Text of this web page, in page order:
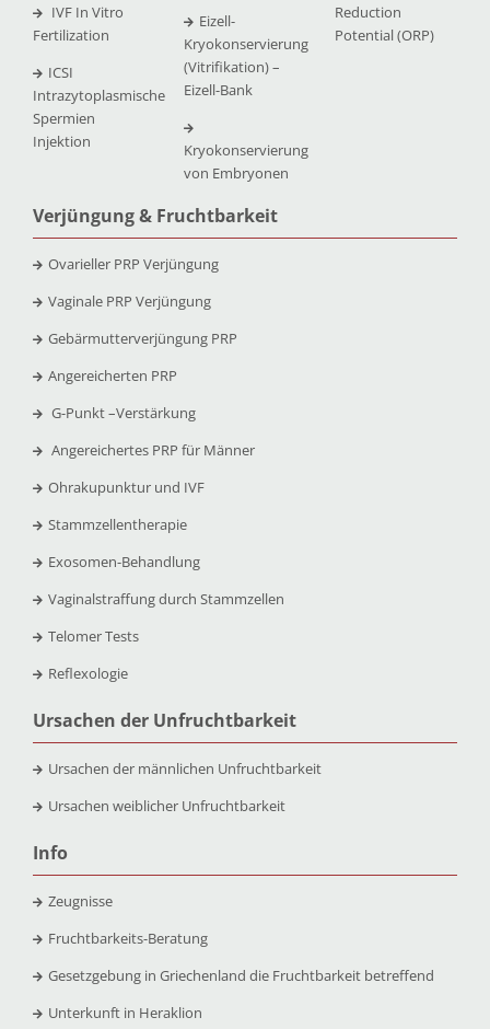
IVF In Vitro
Fertilization
ICSI
Intrazytoplasmische
Spermien
Injektion
Eizell-
Kryokonservierung
(Vitrifikation) –
Eizell-Bank
Kryokonservierung
von Embryonen
Reduction
Potential (ORP)
Verjüngung & Fruchtbarkeit
Ovarieller PRP Verjüngung
Vaginale PRP Verjüngung
Gebärmutterverjüngung PRP
Angereicherten PRP
G-Punkt –Verstärkung
Angereichertes PRP für Männer
Ohrakupunktur und IVF
Stammzellentherapie
Exosomen-Behandlung
Vaginalstraffung durch Stammzellen
Telomer Tests
Reflexologie
Ursachen der Unfruchtbarkeit
Ursachen der männlichen Unfruchtbarkeit
Ursachen weiblicher Unfruchtbarkeit
Info
Zeugnisse
Fruchtbarkeits-Beratung
Gesetzgebung in Griechenland die Fruchtbarkeit betreffend
Unterkunft in Heraklion